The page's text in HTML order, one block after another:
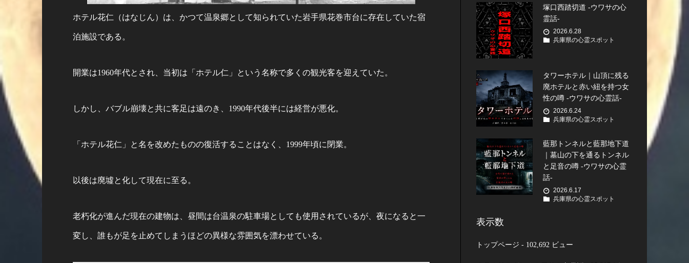
ホテル花仁（はなじん）は、かつて温泉郷として知られていた岩手県花巻市台に存在していた宿
泊施設である。
開業は1960年代とされ、当初は「ホテル仁」という名称で多くの観光客を迎えていた。
しかし、バブル崩壊と共に客足は遠のき、1990年代後半には経営が悪化。
「ホテル花仁」と名を改めたものの復活することはなく、1999年頃に閉業。
以後は廃墟と化して現在に至る。
老朽化が進んだ現在の建物は、昼間は台温泉の駐車場としても使用されているが、夜になると一
変し、誰もが足を止めてしまうほどの異様な雰囲気を漂わせている。
塚口西踏切道 -ウワサの心
霊話-
2026.6.28
兵庫県の心霊スポット
タワーホテル｜山頂に残る
廃ホテルと赤い紐を持つ女
性の噂 -ウワサの心霊話-
2026.6.24
兵庫県の心霊スポット
藍那トンネルと藍那地下道
｜墓山の下を通るトンネル
と足音の噂 -ウワサの心霊
話-
2026.6.17
兵庫県の心霊スポット
表示数
トップページ - 102,692 ビュー